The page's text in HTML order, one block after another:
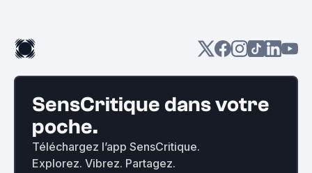
SensCritique dans votre
poche.
Téléchargez l’app SensCritique.
Explorez. Vibrez. Partagez.